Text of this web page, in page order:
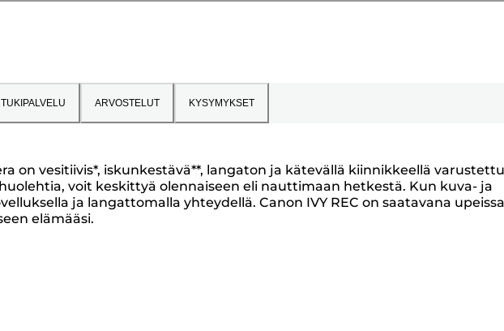
TUKIPALVELU ARVOSTELUT KYSYMYKSET
on vesitiivis*, iskunkestävä**, langaton ja kätevällä kiinnikkeellä
voit keskittyä olennaiseen eli nauttimaan hetkestä. Kun kuva- ja
ja langattomalla yhteydellä. Canon IVY REC on saatavana upeissa
elämääsi.